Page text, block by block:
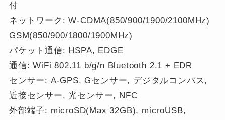
付
ネットワーク: W-CDMA(850/900/1900/2100MHz)
GSM(850/900/1800/1900MHz)
パケット通信: HSPA, EDGE
通信: WiFi 802.11 b/g/n Bluetooth 2.1 + EDR
センサー: A-GPS, Gセンサー, デジタルコンパス,
近接センサー, 光センサー, NFC
外部端子: microSD(Max 32GB), microUSB,